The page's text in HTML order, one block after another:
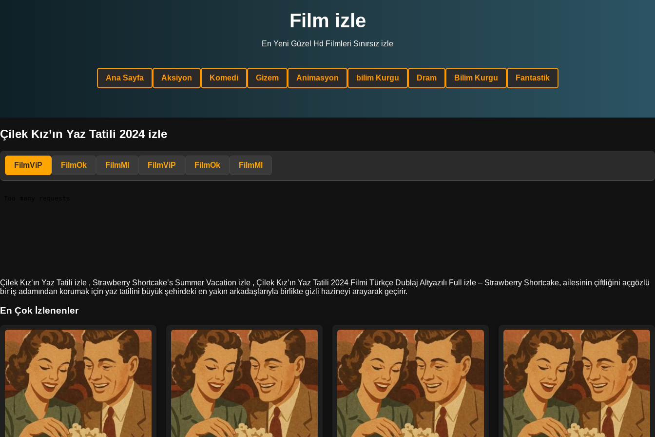
Film izle
En Yeni Güzel Hd Filmleri Sınırsız izle
Ana Sayfa Aksiyon Komedi Gizem Animasyon bilim Kurgu Dram Bilim Kurgu Fantastik
Çilek Kız’ın Yaz Tatili 2024 izle
FilmViP FilmOk FilmMl FilmViP FilmOk FilmMl
Çilek Kız’ın Yaz Tatili izle , Strawberry Shortcake’s Summer Vacation izle , Çilek Kız’ın Yaz Tatili 2024 Filmi Türkçe Dublaj Altyazılı Full izle – Strawberry Shortcake, ailesinin çiftliğini açgözlü
bir iş adamından korumak için yaz tatilini büyük şehirdeki en yakın arkadaşlarıyla birlikte gizli hazineyi arayarak geçirir.
En Çok İzlenenler